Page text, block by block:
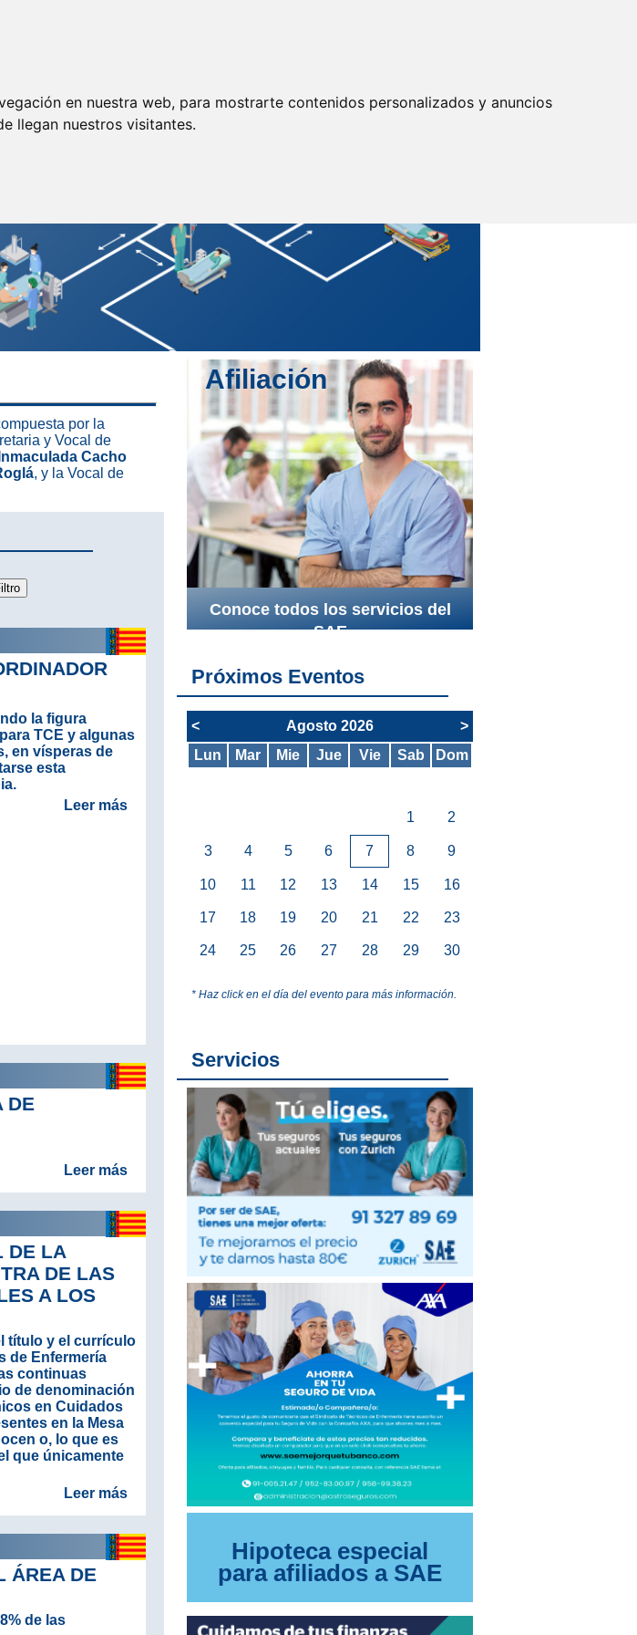
en nuestra web, para mostrarte contenidos personalizados y anuncios
llegan nuestros visitantes.
por la
y Vocal de
Inmaculada Cacho
, y la Vocal de
la figura
TCE y algunas
en vísperas de
esta
Leer más
DE
Leer más
DE LA
DE LAS
A LOS
título y el currículo
de Enfermería
continuas
de denominación
en Cuidados
en la Mesa
o, lo que es
que únicamente
Leer más
ÁREA DE
de las
Afiliación
Conoce todos los servicios del
SAE
Próximos Eventos
< Agosto 2026
>
Lun
Mar Mie Jue Vie Sab Dom
1 2
3 4 5 6 7 8 9
10 11 12 13 14 15 16
17 18 19 20 21 22 23
24 25 26 27 28 29 30
* Haz click en el día del evento para más información.
Servicios
Hipoteca especial
para afiliados a SAE